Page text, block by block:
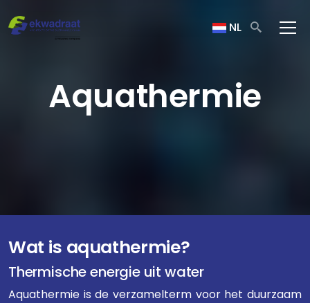
NL
Aquathermie
Wat is aquathermie?
Thermische energie uit water
Aquathermie is de verzamelterm voor het duurzaam